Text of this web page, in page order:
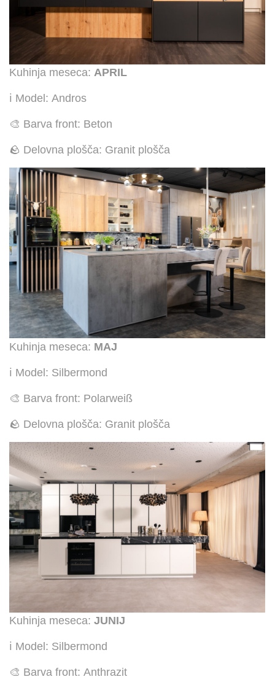
Kuhinja meseca: APRIL
ℹ️ Model: Andros
🎨 Barva front: Beton
🪨 Delovna plošča: Granit plošča
Kuhinja meseca: MAJ
ℹ️ Model: Silbermond
🎨 Barva front: Polarweiß
🪨 Delovna plošča: Granit plošča
Kuhinja meseca: JUNIJ
ℹ️ Model: Silbermond
🎨 Barva front: Anthrazit